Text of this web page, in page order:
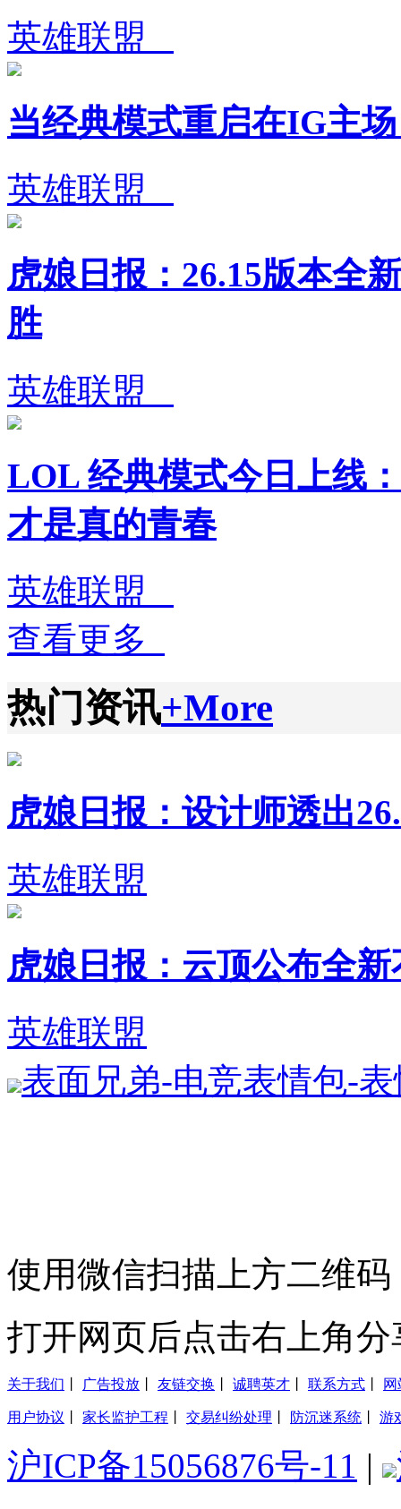
英雄联盟
当经典模式重启在IG主
英雄联盟
虎娘日报：26.15版本全
胜
英雄联盟
LOL 经典模式今日上线
才是真的青春
英雄联盟
查看更多
热门资讯+More
虎娘日报：设计师透出
英雄联盟
虎娘日报：云顶公布全
英雄联盟
表面兄弟-电竞表情包-
使用微信扫描上方二维码
打开网页后点击右上角分
关于我们 广告投放 友链交换 诚聘英才 联系方式
用户协议 家长监护工程 交易纠纷处理 防沉迷系统 游
沪ICP备15056876号-11 |